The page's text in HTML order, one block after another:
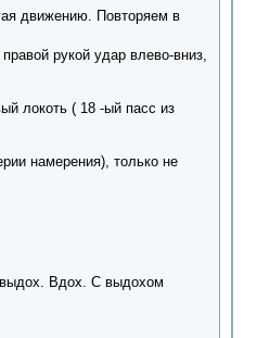
движению. Повторяем в
рукой удар влево-вниз,
локоть ( 18 -ый пасс из
намерения), только не
выдох. Вдох. С выдохом